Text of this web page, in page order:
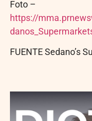
Foto –
https://
FUENTE Sedano’s